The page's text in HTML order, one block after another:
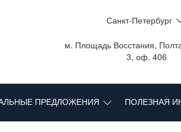
Санкт-Петербург
м. Площадь Восстания,
3, оф. 406
ПРЕДЛОЖЕНИЯ ПОЛЕЗНАЯ